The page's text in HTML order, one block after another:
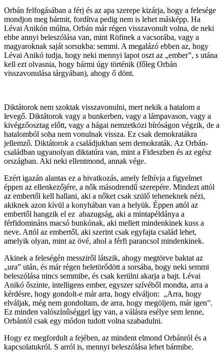
Orbán felfogásában a férj és az apa szerepe kizárja, hogy a felesége
mondjon meg bármit, fordítva pedig nem is lehet másképp. Ha
Lévai Anikón múlna, Orbán már régen visszavonult volna, de neki
ebbe annyi beleszólása van, mint Röfinek a vacsorába, vagy a
magyaroknak saját sorsukba: semmi. A megalázó ebben az, hogy
Lévai Anikó tudja, hogy neki mennyi lapot oszt az „ember”, s utána
kell ezt olvasnia, hogy bármi úgy történik (főleg Orbán
visszavonulása tárgyában), ahogy ő dönt.
Diktátorok nem szoktak visszavonulni, mert nekik a hatalom a
levegő. Diktátorok vagy a bunkerben, vagy a lámpavason, vagy a
kivégzőosztag előtt, vagy a hágai nemzetközi bíróságon végzik, de a
hatalomból soha nem vonulnak vissza. Ez csak demokratákra
jellemző. Diktátorok a családjukban sem demokraták. Az Orbán-
családban ugyanolyan diktatúra van, mint a Fideszben és az egész
országban. Aki neki ellentmond, annak vége.
Ezért igazán alantas ez a hivatkozás, amely felhívja a figyelmet
éppen az ellenkezőjére, a nők másodrendű szerepére. Mindezt attól
az embertől kell hallani, aki a nőket csak szülő teheneknek nézi,
akiknek azon kívül a konyhában van a helyük. Éppen attól az
embertől hangzik el ez ahazugság, aki a mintapéldánya a
férfidomináns macsó bunkónak, aki mellett mindenkinek kuss a
neve. Attól az embertől, aki szerint csak egyfajta család lehet,
amelyik olyan, mint az övé, ahol a férfi parancsol mindenkinek.
Akinek a feleségén messziről látszik, ahogy megtörve baktat az
„ura” után, és már régen beletörődött a sorsába, hogy neki semmi
beleszólása nincs semmibe, és csak kerülni akarja a bajt. Lévai
Anikó őszinte, intelligens ember, egyszer szívéből mondta, arra a
kérdésre, hogy gondolt-e már arra, hogy elváljon: „Arra, hogy
elváljak, még nem gondoltam, de arra, hogy megöljem, már igen”.
Ez minden valószínűséggel így van, a válásra esélye sem lenne,
Orbántól csak egy módon tudott volna szabadulni.
Hogy ez megfordult a fejében, az mindent elmond Orbánról és a
kapcsolatukról. S arról is, mennyi beleszólása lehet bármibe.